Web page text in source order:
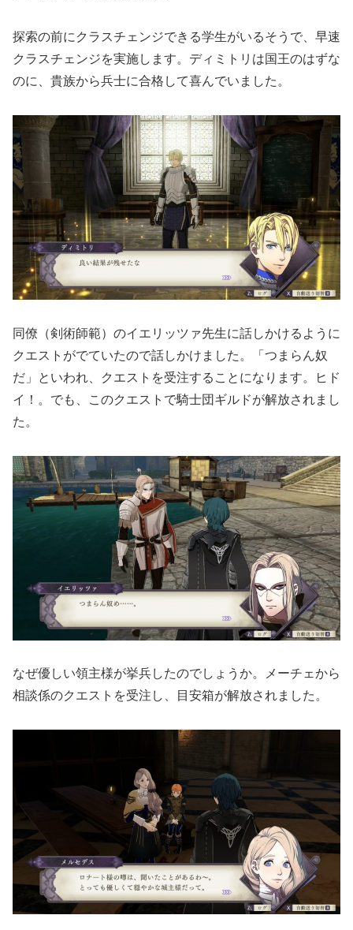
探索の前にクラスチェンジできる学生がいるそうで、早速
クラスチェンジを実施します。ディミトリは国王のはずな
のに、貴族から兵士に合格して喜んでいました。
同僚（剣術師範）のイエリッツァ先生に話しかけるように
クエストがでていたので話しかけました。「つまらん奴
だ」といわれ、クエストを受注することになります。ヒド
イ！。でも、このクエストで騎士団ギルドが解放されまし
た。
なぜ優しい領主様が挙兵したのでしょうか。メーチェから
相談係のクエストを受注し、目安箱が解放されました。